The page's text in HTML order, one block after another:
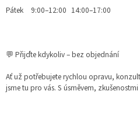
Pátek
9:00–12:00 14:00–17:00
💬 Přijďte kdykoliv – bez objednání
Ať už potřebujete rychlou opravu,
jsme tu pro vás. S úsměvem,